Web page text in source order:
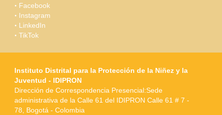
Facebook
Instagram
LinkedIn
TikTok
Instituto Distrital para la Protección de la Niñez y la
Juventud - IDIPRON
Dirección de Correspondencia Presencial:Sede
administrativa de la Calle 61 del IDIPRON Calle 61 # 7 -
78, Bogotá - Colombia